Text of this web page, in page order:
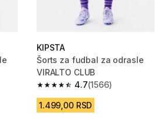
Recenzije
KIPSTA
Šorts za fudbal za odrasle
VIRALTO CLUB
4.7
4.7 od 5 zvezdica from 1566
(1566)
1.499,00 RSD